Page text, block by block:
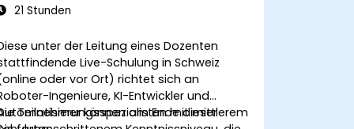
21 Stunden
unter der Leitung eines Dozenten
Live-Schulung in Schweiz
oder vor Ort) richtet sich an
Ingenieure, KI-Entwickler und
mit mittlerem
Teilnehmer können am Ende dieser